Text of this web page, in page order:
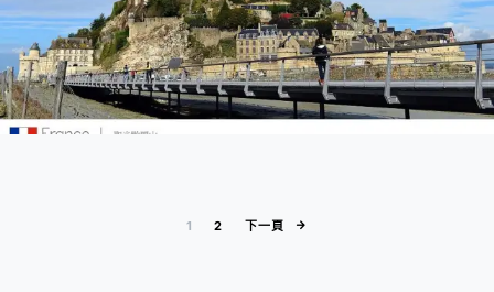
文章分頁
1 2 下一頁